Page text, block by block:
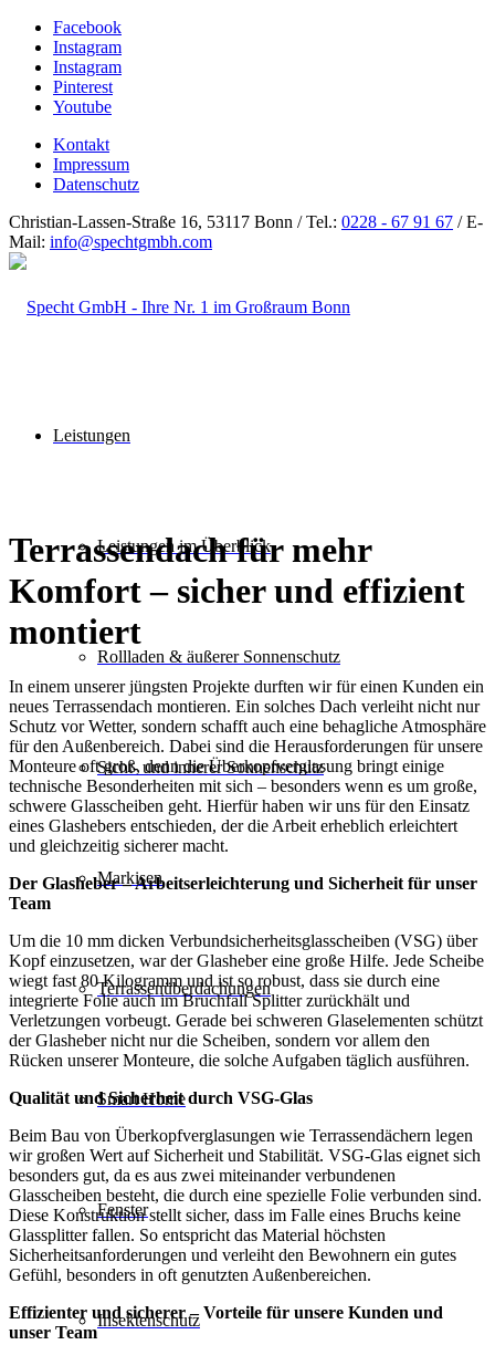
Facebook
Instagram
Instagram
Pinterest
Youtube
Kontakt
Impressum
Datenschutz
Christian-Lassen-Straße 16, 53117 Bonn / Tel.: 0228 - 67 91 67 / E-
Mail: info@spechtgmbh.com
Leistungen
Leistungen im Überblick
Rollladen & äußerer Sonnenschutz
Sicht- und innerer Sonnenschutz
Markisen
Terrassen­überdachungen
Smart Home
Fenster
Insektenschutz
Terrassendach für mehr
Komfort – sicher und effizient
montiert
In einem unserer jüngsten Projekte durften wir für einen Kunden ein
neues Terrassendach montieren. Ein solches Dach verleiht nicht nur
Schutz vor Wetter, sondern schafft auch eine behagliche Atmosphäre
für den Außenbereich. Dabei sind die Herausforderungen für unsere
Monteure oft groß, denn die Überkopfverglasung bringt einige
technische Besonderheiten mit sich – besonders wenn es um große,
schwere Glasscheiben geht. Hierfür haben wir uns für den Einsatz
eines Glashebers entschieden, der die Arbeit erheblich erleichtert
und gleichzeitig sicherer macht.
Der Glasheber – Arbeitserleichterung und Sicherheit für unser
Team
Um die 10 mm dicken Verbundsicherheitsglasscheiben (VSG) über
Kopf einzusetzen, war der Glasheber eine große Hilfe. Jede Scheibe
wiegt fast 80 Kilogramm und ist so robust, dass sie durch eine
integrierte Folie auch im Bruchfall Splitter zurückhält und
Verletzungen vorbeugt. Gerade bei schweren Glaselementen schützt
der Glasheber nicht nur die Scheiben, sondern vor allem den
Rücken unserer Monteure, die solche Aufgaben täglich ausführen.
Qualität und Sicherheit durch VSG-Glas
Beim Bau von Überkopfverglasungen wie Terrassendächern legen
wir großen Wert auf Sicherheit und Stabilität. VSG-Glas eignet sich
besonders gut, da es aus zwei miteinander verbundenen
Glasscheiben besteht, die durch eine spezielle Folie verbunden sind.
Diese Konstruktion stellt sicher, dass im Falle eines Bruchs keine
Glassplitter fallen. So entspricht das Material höchsten
Sicherheitsanforderungen und verleiht den Bewohnern ein gutes
Gefühl, besonders in oft genutzten Außenbereichen.
Effizienter und sicherer – Vorteile für unsere Kunden und
unser Team